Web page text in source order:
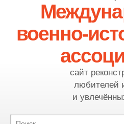
военно-
сайт
любителей
и